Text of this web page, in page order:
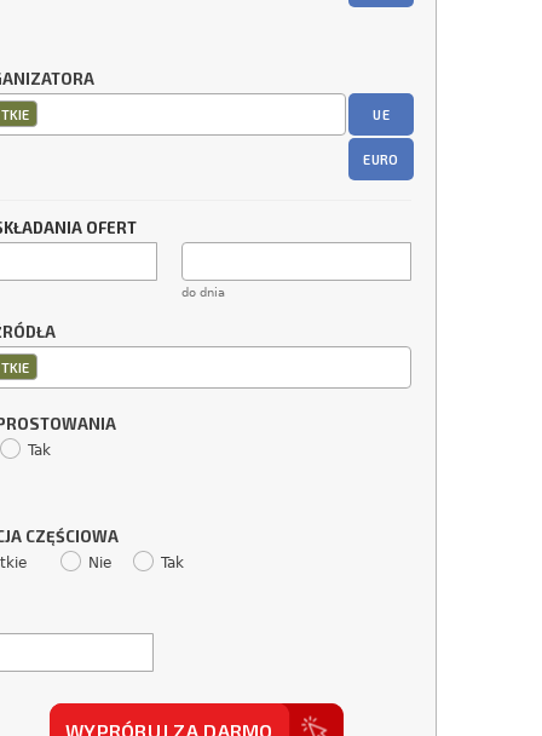
UE
EURO
OFERT
do dnia
Tak
CZĘŚCIOWA
Nie Tak
WYPRÓBUJ ZA DARMO